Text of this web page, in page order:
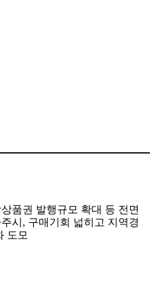
품권 발행규모 확대 등 전면
시, 구매기회 넓히고 지역경
도모